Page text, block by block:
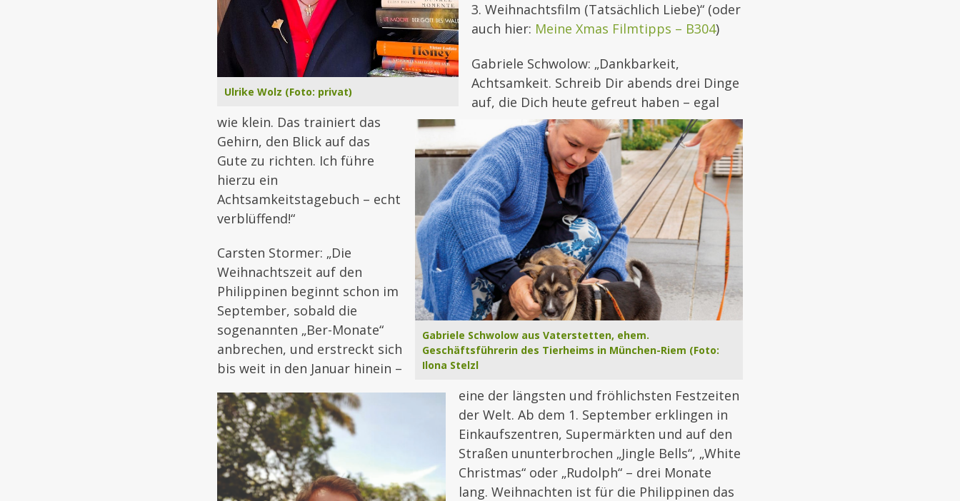
Ulrike Wolz (Foto: privat)
3. Weihnachtsfilm (Tatsächlich Liebe)“ (oder
auch hier: Meine Xmas Filmtipps – B304)
Gabriele Schwolow aus Vaterstetten, ehem.
Geschäftsführerin des Tierheims in München-Riem (Foto:
Ilona Stelzl
Gabriele Schwolow: „Dankbarkeit,
Achtsamkeit. Schreib Dir abends drei Dinge
auf, die Dich heute gefreut haben – egal
wie klein. Das trainiert das
Gehirn, den Blick auf das
Gute zu richten. Ich führe
hierzu ein
Achtsamkeitstagebuch – echt
verblüffend!“
Carsten Stormer: „Die
Weihnachtszeit auf den
Philippinen beginnt schon im
September, sobald die
sogenannten „Ber-Monate“
anbrechen, und erstreckt sich
bis weit in den Januar hinein –
eine der längsten und fröhlichsten Festzeiten
der Welt. Ab dem 1. September erklingen in
Einkaufszentren, Supermärkten und auf den
Straßen ununterbrochen „Jingle Bells“, „White
Christmas“ oder „Rudolph“ – drei Monate
lang. Weihnachten ist für die Philippinen das